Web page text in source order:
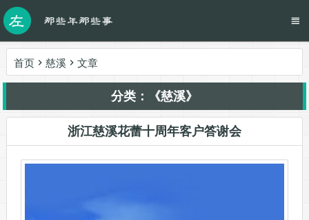
首页 慈溪 文章
分类：《慈溪》
浙江慈溪花蕾十周年客户答谢会